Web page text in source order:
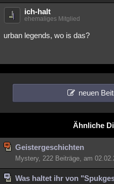
ich-halt
ehemaliges Mitglied
urban legends, wo is das?
neuen
Ähnliche
Geistergeschichten
Mystery, 222 Beiträge, am
Was haltet ihr von